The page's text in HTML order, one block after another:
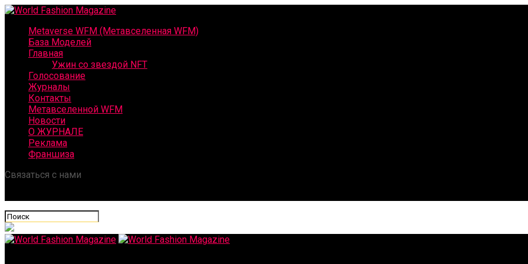
Metaverse WFM (Метавселенная WFM)
База Моделей
Главная
Ужин со звездой NFT
Голосование
Журналы
Контакты
Метавселенной WFM
Новости
О ЖУРНАЛЕ
Реклама
Франшиза
Связаться с нами